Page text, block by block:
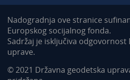
Nadogradnja ove stranice
Europskog socijalnog fonda.
Sadržaj je isključiva odgovornost
uprave.
© 2021 Državna geodetska